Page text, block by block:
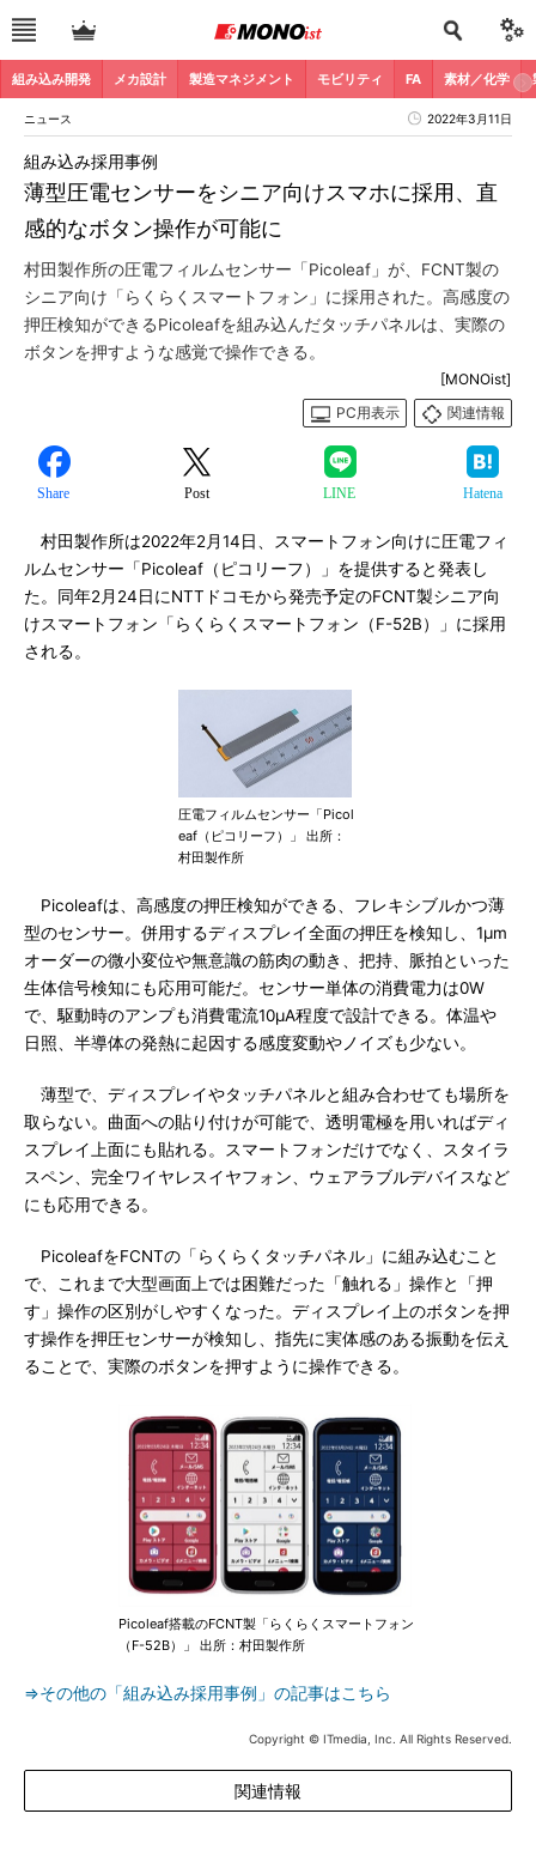
組み込み開発 メカ設計 製造マネジメント モビリティ FA 素材／化学
ニュース 2022年3月11日
薄型圧電センサーをシニア向けスマホに採用、直
感的なボタン操作が可能に
組み込み採用事例
村田製作所の圧電フィルムセンサー「Picoleaf」が、FCNT製の
シニア向け「らくらくスマートフォン」に採用された。高感度の
押圧検知ができるPicoleafを組み込んだタッチパネルは、実際の
ボタンを押すような感覚で操作できる。
[MONOist]
PC用表示
関連情報
Share Post LINE Hatena
村田製作所は2022年2月14日、スマートフォン向けに圧電フィ
ルムセンサー「Picoleaf（ピコリーフ）」を提供すると発表し
た。同年2月24日にNTTドコモから発売予定のFCNT製シニア向
けスマートフォン「らくらくスマートフォン（F-52B）」に採用
される。
圧電フィルムセンサー「Picol
eaf（ピコリーフ）」 出所：
村田製作所
Picoleafは、高感度の押圧検知ができる、フレキシブルかつ薄
型のセンサー。併用するディスプレイ全面の押圧を検知し、1μm
オーダーの微小変位や無意識の筋肉の動き、把持、脈拍といった
生体信号検知にも応用可能だ。センサー単体の消費電力は0W
で、駆動時のアンプも消費電流10μA程度で設計できる。体温や
日照、半導体の発熱に起因する感度変動やノイズも少ない。
薄型で、ディスプレイやタッチパネルと組み合わせても場所を
取らない。曲面への貼り付けが可能で、透明電極を用いればディ
スプレイ上面にも貼れる。スマートフォンだけでなく、スタイラ
スペン、完全ワイヤレスイヤフォン、ウェアラブルデバイスなど
にも応用できる。
PicoleafをFCNTの「らくらくタッチパネル」に組み込むこと
で、これまで大型画面上では困難だった「触れる」操作と「押
す」操作の区別がしやすくなった。ディスプレイ上のボタンを押
す操作を押圧センサーが検知し、指先に実体感のある振動を伝え
ることで、実際のボタンを押すように操作できる。
Picoleaf搭載のFCNT製「らくらくスマートフォン
（F-52B）」 出所：村田製作所
⇒その他の「組み込み採用事例」の記事はこちら
Copyright © ITmedia, Inc. All Rights Reserved.
関連情報